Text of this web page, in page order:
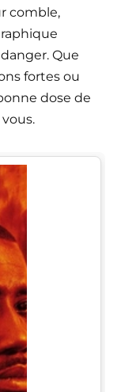
comble,
Que
fortes ou
dose de